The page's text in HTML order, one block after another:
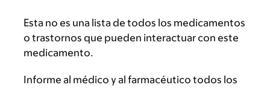
Esta no es una lista de todos los medicamentos
o trastornos que pueden interactuar con este
medicamento.
Informe al médico y al farmacéutico todos los